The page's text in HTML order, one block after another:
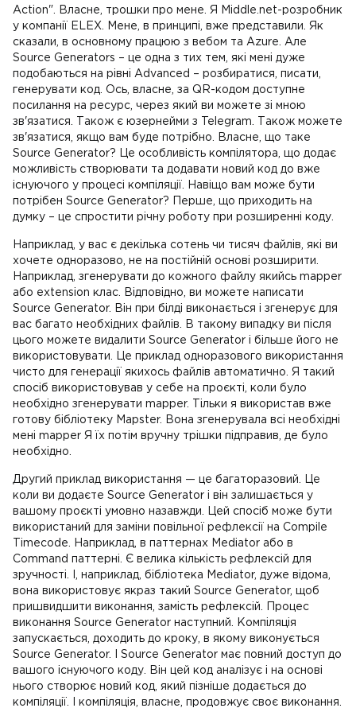
Action". Власне, трошки про мене. Я Middle.net-розробник
у компанії ELEX. Мене, в принципі, вже представили. Як
сказали, в основному працюю з вебом та Azure. Але
Source Generators – це одна з тих тем, які мені дуже
подобаються на рівні Advanced – розбиратися, писати,
генерувати код. Ось, власне, за QR-кодом доступне
посилання на ресурс, через який ви можете зі мною
зв'язатися. Також є юзернейми з Telegram. Також можете
зв'язатися, якщо вам буде потрібно. Власне, що таке
Source Generator? Це особливість компілятора, що додає
можливість створювати та додавати новий код до вже
існуючого у процесі компіляції. Навіщо вам може бути
потрібен Source Generator? Перше, що приходить на
думку – це спростити річну роботу при розширенні коду.
Наприклад, у вас є декілька сотень чи тисяч файлів, які ви
хочете одноразово, не на постійній основі розширити.
Наприклад, згенерувати до кожного файлу якийсь mapper
або extension клас. Відповідно, ви можете написати
Source Generator. Він при білді виконається і згенерує для
вас багато необхідних файлів. В такому випадку ви після
цього можете видалити Source Generator і більше його не
використовувати. Це приклад одноразового використання
чисто для генерації якихось файлів автоматично. Я такий
спосіб використовував у себе на проєкті, коли було
необхідно згенерувати mapper. Тільки я використав вже
готову бібліотеку Mapster. Вона згенерувала всі необхідні
мені mapper Я їх потім вручну трішки підправив, де було
необхідно.
Другий приклад використання — це багаторазовий. Це
коли ви додаєте Source Generator і він залишається у
вашому проєкті умовно назавжди. Цей спосіб може бути
використаний для заміни повільної рефлексії на Compile
Timecode. Наприклад, в паттернах Mediator або в
Command паттерні. Є велика кількість рефлексій для
зручності. І, наприклад, бібліотека Mediator, дуже відома,
вона використовує якраз такий Source Generator, щоб
пришвидшити виконання, замість рефлексій. Процес
виконання Source Generator наступний. Компіляція
запускається, доходить до кроку, в якому виконується
Source Generator. І Source Generator має повний доступ до
вашого існуючого коду. Він цей код аналізує і на основі
нього створює новий код, який пізніше додається до
компіляції. І компіляція, власне, продовжує своє виконання.